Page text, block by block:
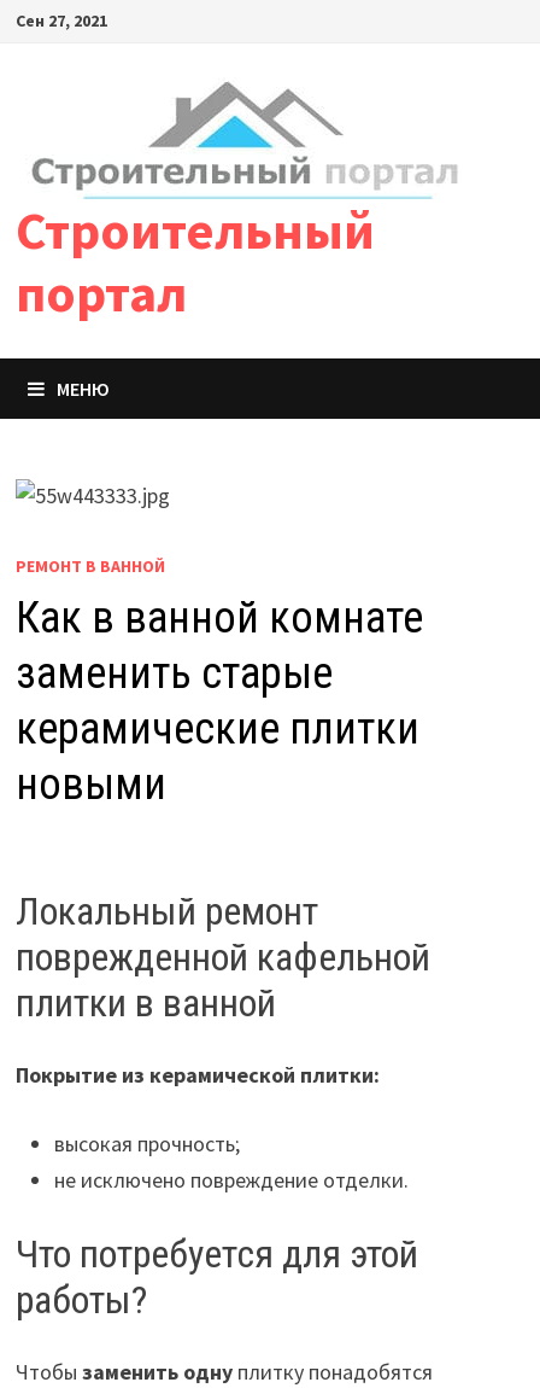
Сен 27, 2021
Строительный
портал
МЕНЮ
РЕМОНТ В ВАННОЙ
Как в ванной комнате
заменить старые
керамические плитки
новыми
Локальный ремонт
поврежденной кафельной
плитки в ванной
Покрытие из керамической плитки:
высокая прочность;
не исключено повреждение отделки.
Что потребуется для этой
работы?
Чтобы заменить одну плитку понадобятся